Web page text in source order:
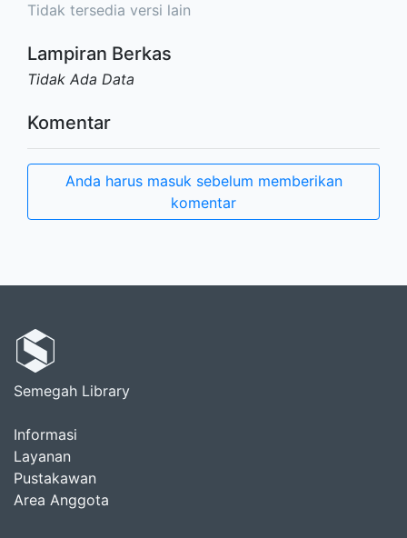
Tidak tersedia versi lain
Lampiran Berkas
Tidak Ada Data
Komentar
Anda harus masuk sebelum memberikan
komentar
Semegah Library
Informasi
Layanan
Pustakawan
Area Anggota